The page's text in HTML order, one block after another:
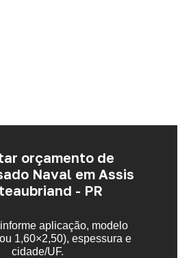
orçamento de
Naval em Assis
- PR
aplicação, modelo
1,60×2,50), espessura e
cidade/UF.